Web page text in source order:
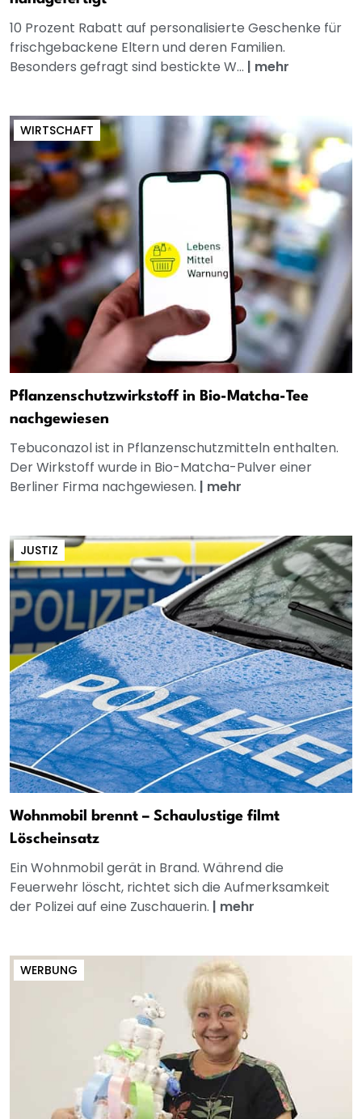
10 Prozent Rabatt auf personalisierte Geschenke für
frischgebackene Eltern und deren Familien.
Besonders gefragt sind bestickte W... | mehr
WIRTSCHAFT
Pflanzenschutzwirkstoff in Bio-Matcha-Tee
nachgewiesen
Tebuconazol ist in Pflanzenschutzmitteln enthalten.
Der Wirkstoff wurde in Bio-Matcha-Pulver einer
Berliner Firma nachgewiesen. | mehr
JUSTIZ
Wohnmobil brennt – Schaulustige filmt
Löscheinsatz
Ein Wohnmobil gerät in Brand. Während die
Feuerwehr löscht, richtet sich die Aufmerksamkeit
der Polizei auf eine Zuschauerin. | mehr
WERBUNG